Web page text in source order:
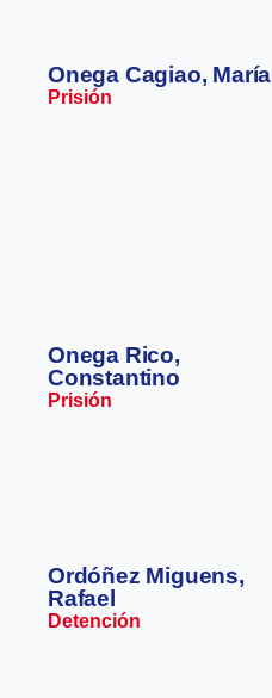
Onega Cagiao, María
Prisión
Onega Rico,
Constantino
Prisión
Ordóñez Miguens,
Rafael
Detención